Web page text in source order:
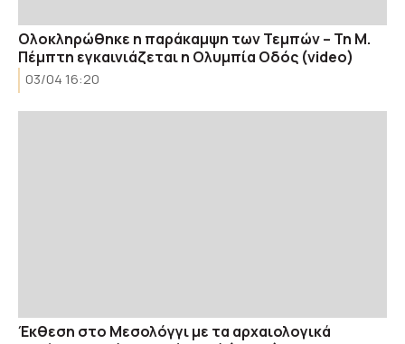
Ολοκληρώθηκε η παράκαμψη των Τεμπών – Τη Μ.
Πέμπτη εγκαινιάζεται η Ολυμπία Οδός (video)
03/04 16:20
Έκθεση στο Μεσολόγγι με τα αρχαιολογικά